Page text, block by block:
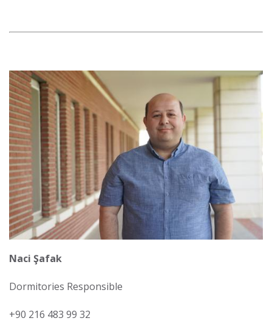
Görsel
Naci Şafak
Dormitories Responsible
+90 216 483 99 32